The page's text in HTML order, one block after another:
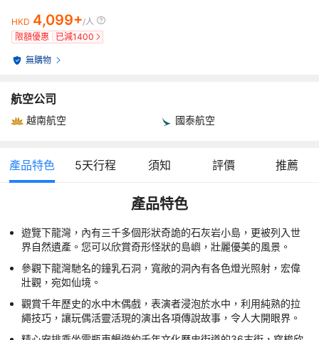
HKD 4,099+/人
限額優惠
已減1400
無購物
航空公司
越南航空 國泰航空
產品特色 5天行程 須知 評價 推薦
產品特色
遊覽下龍灣，內有三千多個形狀奇詭的石灰岩小島，更被列入世
界自然遺產。您可以欣賞奇形怪狀的島嶼，壯麗優美的風景。
參觀下龍灣馳名的鐘乳石洞，寬敞的洞內有各色燈光照射，宏偉
壯觀，宛如仙境。
觀賞千年歷史的水中木偶戲，表演者浸泡於水中，利用純熟的拉
繩技巧，讓玩偶活靈活現的演出各項傳說故事，令人大開眼界。